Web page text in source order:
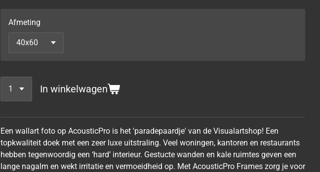
Afmeting
In winkelwagen
Een wallart foto op AcousticPro is het 'paradepaardje' van de Visualartshop! Een
topkwaliteit doek met een zeer luxe uitstraling. Veel woningen, kantoren en restaurants
hebben tegenwoordig een ‘hard’ interieur. Gestucte wanden en kale ruimtes geven een
lange nagalm en wekt irritatie en vermoeidheid op. Met AcousticPro Frames zorg je voor